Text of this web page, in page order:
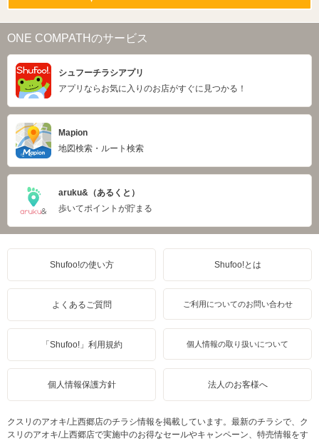
ONE COMPATHのサービス
シュフーチラシアプリ
アプリならお気に入りのお店がすぐに見つかる！
Mapion
地図検索・ルート検索
aruku&（あるくと）
歩いてポイントが貯まる
Shufoo!の使い方 Shufoo!とは
よくあるご質問 ご利用についてのお問い合わせ
「Shufoo!」利用規約 個人情報の取り扱いについて
個人情報保護方針 法人のお客様へ
クスリのアオキ/上西郷店のチラシ情報を掲載しています。最新のチラシで、ク
スリのアオキ/上西郷店で実施中のお得なセールやキャンペーン、特売情報をす